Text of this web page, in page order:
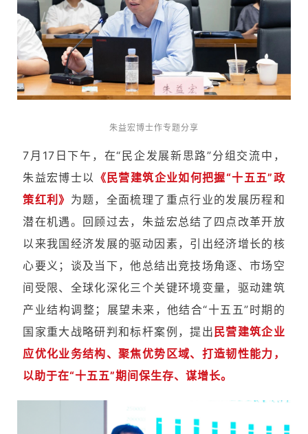
朱益宏博士作专题分享
7月17日下午，在“民企发展新思路”分组交流中，
朱益宏博士以 《民营建筑企业如何把握“十五五”政
策红利》 为题，全面梳理了重点行业的发展历程和
潜在机遇。回顾过去，朱益宏总结了四点改革开放
以来我国经济发展的驱动因素，引出经济增长的核
心要义；谈及当下，他总结出竞技场角逐、市场空
间受限、全球化深化三个关键环境变量，驱动建筑
产业结构调整；展望未来，他结合“十五五”时期的
国家重大战略研判和标杆案例，提出 民营建筑企业
应优化业务结构、聚焦优势区域、打造韧性能力，
以助于在“十五五”期间保生存、谋增长。